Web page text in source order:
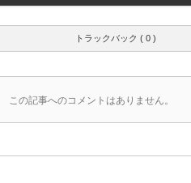
トラックバック ( 0 )
この記事へのコメントはありません。